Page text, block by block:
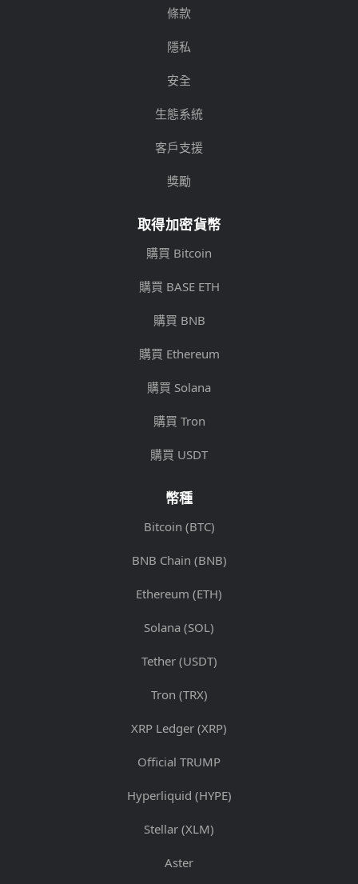
條款
隱私
安全
生態系統
客戶支援
獎勵
取得加密貨幣
購買 Bitcoin
購買 BASE ETH
購買 BNB
購買 Ethereum
購買 Solana
購買 Tron
購買 USDT
幣種
Bitcoin (BTC)
BNB Chain (BNB)
Ethereum (ETH)
Solana (SOL)
Tether (USDT)
Tron (TRX)
XRP Ledger (XRP)
Official TRUMP
Hyperliquid (HYPE)
Stellar (XLM)
Aster